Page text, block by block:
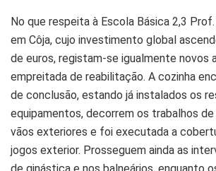
No que respeita à Escola Básica 2,3
em Côja, cujo investimento global
de euros, registam-se igualmente novos
empreitada de reabilitação. A cozinha
de conclusão, estando já instalados os
equipamentos, decorrem os trabalhos
vãos exteriores e foi executada a
jogos exterior. Prosseguem ainda as